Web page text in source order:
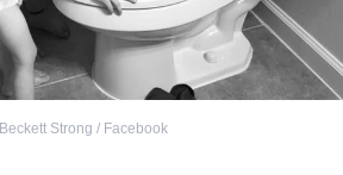
Beckett Strong / Facebook